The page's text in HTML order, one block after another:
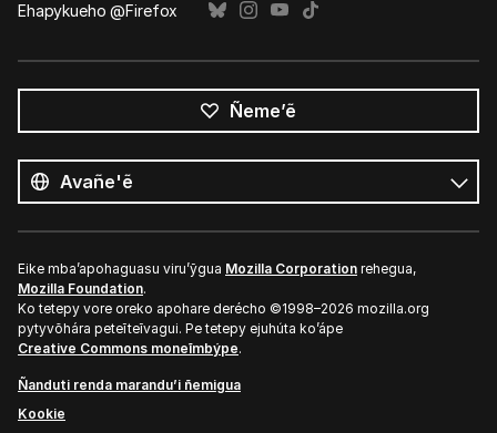
Ehapykueho @Firefox
Ñeme’ẽ
ñe’ẽ
Ñe’ẽ
Eike mba’apohaguasu viru’ỹgua Mozilla Corporation rehegua,
Mozilla Foundation.
Ko tetepy vore oreko apohare derécho ©1998–2026 mozilla.org
pytyvõhára peteĩteĩvagui. Pe tetepy ejuhúta ko’ápe
Creative Commons moneĩmbýpe.
Ñanduti renda marandu’i ñemigua
Kookie